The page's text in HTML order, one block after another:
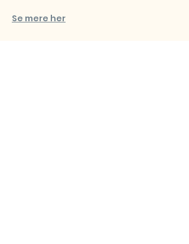
Se mere her